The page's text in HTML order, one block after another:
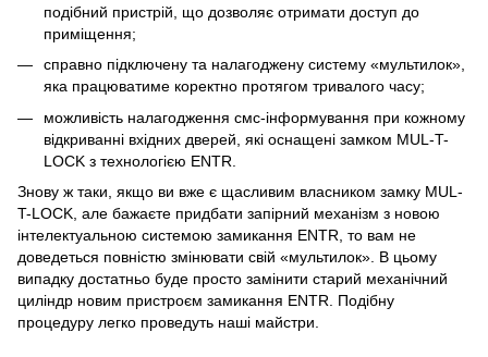
подібний пристрій, що дозволяє отримати доступ до
приміщення;
справно підключену та налагоджену систему «мультилок»,
яка працюватиме коректно протягом тривалого часу;
можливість налагодження смс-інформування при кожному
відкриванні вхідних дверей, які оснащені замком MUL-T-
LOCK з технологією ENTR.
Знову ж таки, якщо ви вже є щасливим власником замку MUL-
T-LOCK, але бажаєте придбати запірний механізм з новою
інтелектуальною системою замикання ENTR, то вам не
доведеться повністю змінювати свій «мультилок». В цьому
випадку достатньо буде просто замінити старий механічний
циліндр новим пристроєм замикання ENTR. Подібну
процедуру легко проведуть наші майстри.